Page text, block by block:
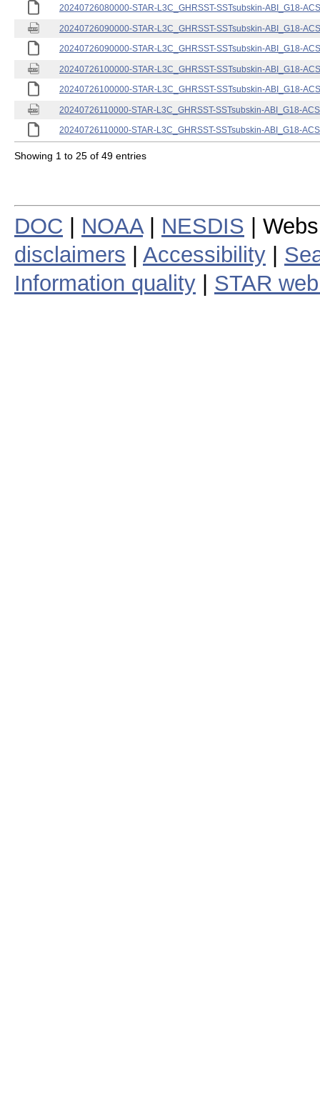
20240726080000-STAR-L3C_GHRSST-SSTsubskin-ABI_G18-
20240726090000-STAR-L3C_GHRSST-SSTsubskin-ABI_G18-
20240726090000-STAR-L3C_GHRSST-SSTsubskin-ABI_G18-
20240726100000-STAR-L3C_GHRSST-SSTsubskin-ABI_G18-
20240726100000-STAR-L3C_GHRSST-SSTsubskin-ABI_G18-
20240726110000-STAR-L3C_GHRSST-SSTsubskin-ABI_G18-
20240726110000-STAR-L3C_GHRSST-SSTsubskin-ABI_G18-
Showing 1 to 25 of 49 entries
DOC NOAA| NESDIS |
disclaimers
Accessibility
Information quality
STAR